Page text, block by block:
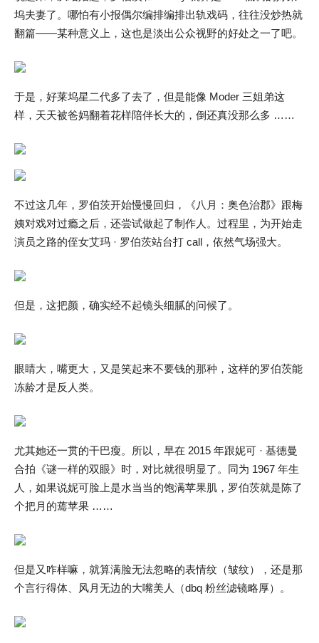
坞夫妻了。哪怕有小报偶尔编排编排出轨戏码，往往没炒热就
翻篇——某种意义上，这也是淡出公众视野的好处之一了吧。
于是，好莱坞星二代多了去了，但是能像 Moder 三姐弟这
样，天天被爸妈翻着花样陪伴长大的，倒还真没那么多 ……
不过这几年，罗伯茨开始慢慢回归，《八月：奥色治郡》跟梅
姨对戏对过瘾之后，还尝试做起了制作人。过程里，为开始走
演员之路的侄女艾玛 · 罗伯茨站台打 call，依然气场强大。
但是，这把颜，确实经不起镜头细腻的问候了。
眼睛大，嘴更大，又是笑起来不要钱的那种，这样的罗伯茨能
冻龄才是反人类。
尤其她还一贯的干巴瘦。所以，早在 2015 年跟妮可 · 基德曼
合拍《谜一样的双眼》时，对比就很明显了。同为 1967 年生
人，如果说妮可脸上是水当当的饱满苹果肌，罗伯茨就是陈了
个把月的蔫苹果 ……
但是又咋样嘛，就算满脸无法忽略的表情纹（皱纹），还是那
个言行得体、风月无边的大嘴美人（dbq 粉丝滤镜略厚）。